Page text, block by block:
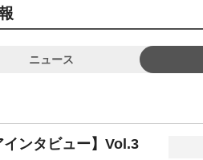
ニュース
ンタビュー】Vol.3